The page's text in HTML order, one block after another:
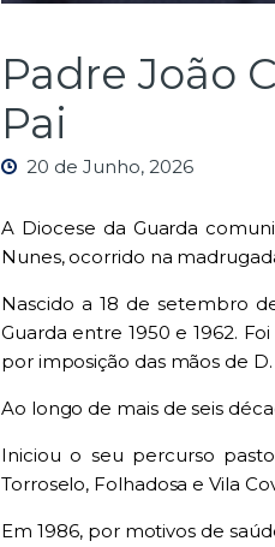
Padre João
Pai
20 de Junho, 2026
A Diocese da Guarda
Nunes, ocorrido na
Nascido a 18 de setembro
Guarda entre 1950 e 1962.
por imposição das mãos de
Ao longo de mais de seis
Iniciou o seu percurso
Torroselo, Folhadosa e Vila
Em 1986, por motivos de